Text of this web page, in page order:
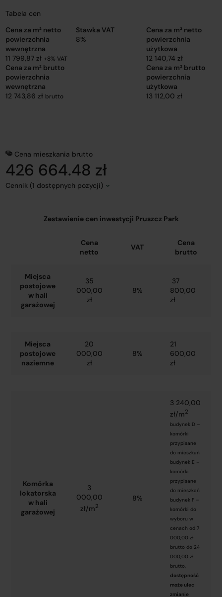
Tabela cen
Cena za m² netto
powierzchnia
wewnętrzna
11 799,87 zł+8% VAT
Stawka VAT
8%
Cena za m² netto
powierzchnia
użytkowa
12 140,74 zł
Cena za m² brutto
powierzchnia
wewnętrzna
12 743,86 zł brutto
Cena za m² brutto
powierzchnia
użytkowa
13 112,00 zł
Cena mieszkania brutto
426 664.48 zł
Cennik (1 dostępnych pozycji)
Zestawienie cen inwestycji Pruszcz Park
Cena
netto
VAT
Cena
brutto
Miejsca
postojowe
w hali
garażowej
35
000,00
zł
8%
37
800,00
zł
Miejsca
postojowe
naziemne
20
000,00
zł
8%
21
600,00
zł
Komórka
lokatorska
w hali
garażowej
3
000,00
zł/m2
8%
3 240,00
zł/m2
budynek D –
komórki
przypisane
do mieszkań
budynek E –
komórki
przypisane
do mieszkań
budynek F –
komórki do
wyboru w
cenach od 7
000,00 zł
brutto do 24
000,00 zł
brutto,
dostępność
może ulec
zmianie